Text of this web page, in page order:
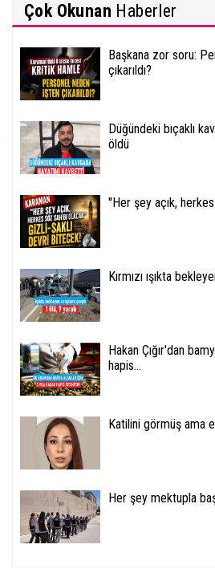
Çok Okunan Haberler
Başkana zor soru:
çıkarıldı?
Düğündeki bıçaklı
öldü
''Her şey açık,
Kırmızı ışıkta
Hakan Çığır'dan
hapis...
Katilini görmüş ama
Her şey mektupla